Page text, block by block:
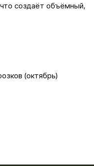
создаёт объёмный,
(октябрь)